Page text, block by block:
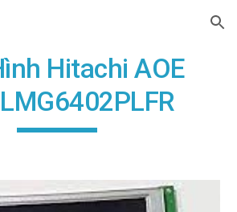
Skip to navigation
Hitachi AOE